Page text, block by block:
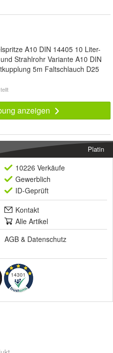
A10 DIN 14405 10 Liter-
Strahlrohr Variante A10 DIN
5m Faltschlauch D25
anzeigen
Platin
10226 Verkäufe
Gewerblich
ID-Geprüft
Kontakt
Alle Artikel
AGB & Datenschutz
14301